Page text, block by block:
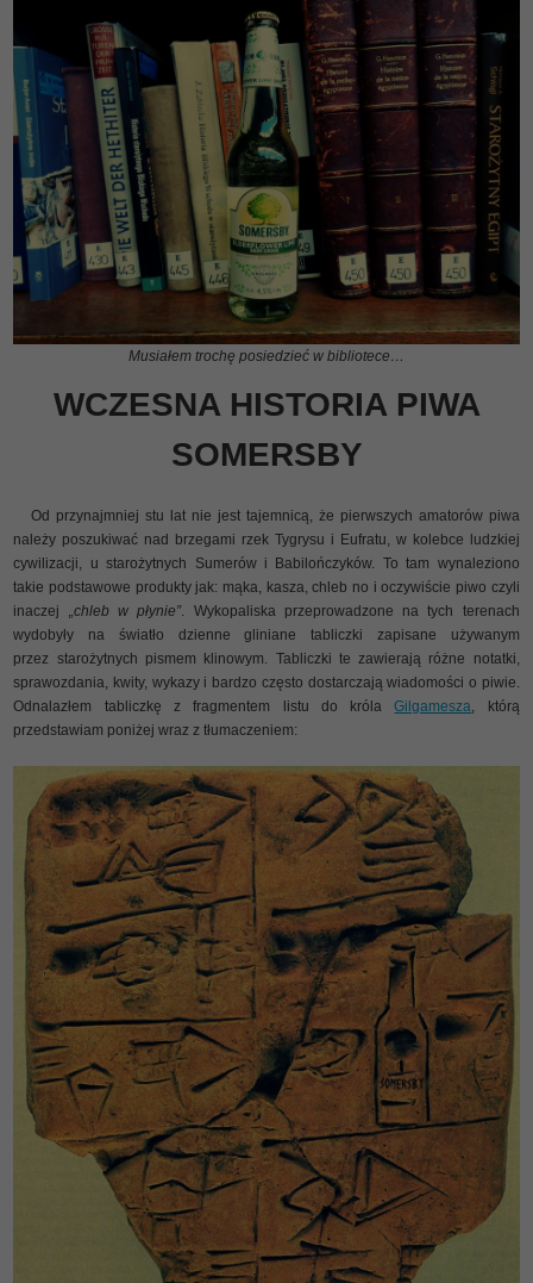
Musiałem trochę posiedzieć w bibliotece…
WCZESNA HISTORIA PIWA
SOMERSBY
Od przynajmniej stu lat nie jest tajemnicą, że pierwszych amatorów piwa
należy poszukiwać nad brzegami rzek Tygrysu i Eufratu, w kolebce ludzkiej
cywilizacji, u starożytnych Sumerów i Babilończyków. To tam wynaleziono
takie podstawowe produkty jak: mąka, kasza, chleb no i oczywiście piwo czyli
inaczej
„chleb w płynie”. Wykopaliska przeprowadzone na tych terenach
wydobyły na światło dzienne gliniane tabliczki zapisane używanym
przez starożytnych pismem klinowym. Tabliczki te zawierają różne notatki,
sprawozdania, kwity, wykazy i bardzo często dostarczają wiadomości o piwie.
Odnalazłem tabliczkę z fragmentem listu do królaGilgamesza
, którą
przedstawiam poniżej wraz z tłumaczeniem: